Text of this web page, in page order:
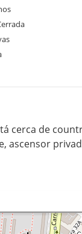
cerca de
ascensor